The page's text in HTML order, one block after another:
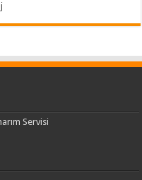
Servisi